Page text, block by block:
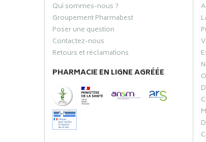
Qui sommes-nous ?
Groupement Pharmabest
Poser une question
Contactez-nous
Retours et réclamations
PHARMACIE EN LIGNE AGRÉÉE